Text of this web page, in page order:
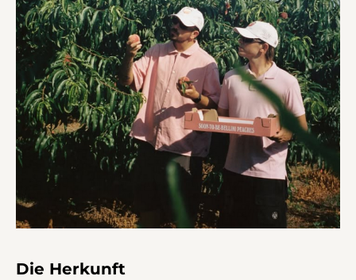
Die Herkunft